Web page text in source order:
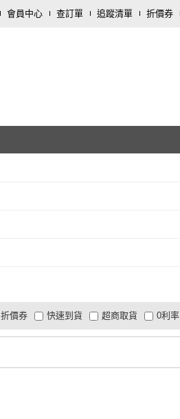
會員中心 查訂單 追蹤清單 折價券
折價券
有影片
商品有量 電視購物
快速到貨 超商取貨 0利率